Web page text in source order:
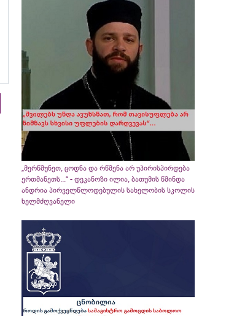
„მერწმუნეთ, ცოდნა და რწმენა არ უპირისპირდება
ერთმანეთს...“ - დეკანოზი ილია, ბათუმის წმინდა
ანდრია პირველწლოდებულის სახელობის სკოლის
ხელმძღვანელი